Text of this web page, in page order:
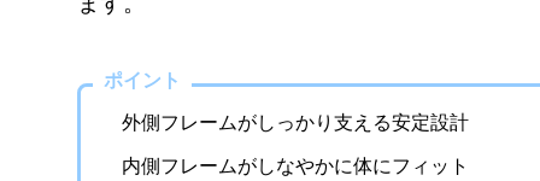
ポイント
外側フレームがしっかり支える安定設計
内側フレームがしなやかに体にフィット